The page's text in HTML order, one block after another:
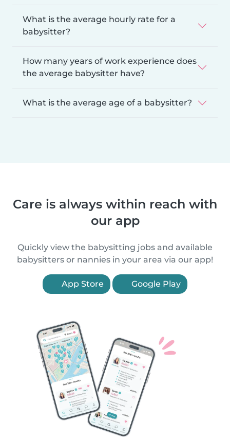
What is the average hourly rate for a
babysitter?
How many years of work experience does
the average babysitter have?
What is the average age of a babysitter?
Care is always within reach with
our app
Quickly view the babysitting jobs and available
babysitters or nannies in your area via our app!
App Store Google Play